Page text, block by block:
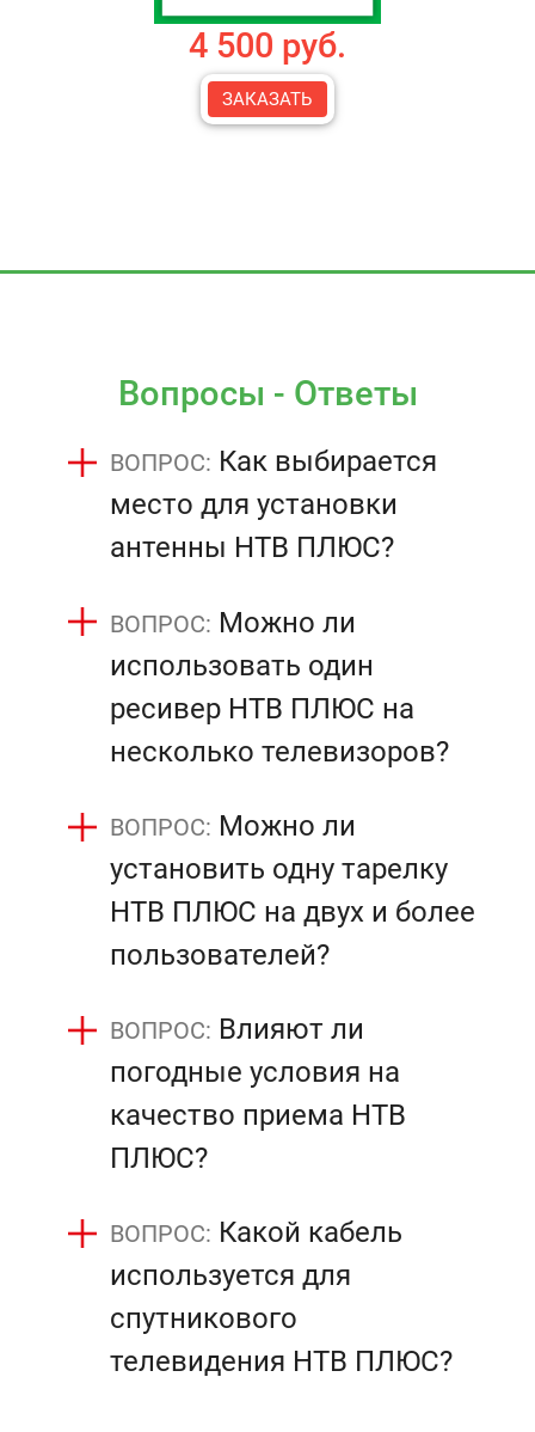
4 500 руб.
ЗАКАЗАТЬ
Вопросы - Ответы
Как выбирается
место для установки
антенны НТВ ПЛЮС?
Можно ли
использовать один
ресивер НТВ ПЛЮС на
несколько телевизоров?
Можно ли
установить одну тарелку
НТВ ПЛЮС на двух и более
пользователей?
Влияют ли
погодные условия на
качество приема НТВ
ПЛЮС?
Какой кабель
используется для
спутникового
телевидения НТВ ПЛЮС?